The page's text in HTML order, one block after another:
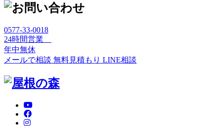
0577-33-0018
24時間営業
年中無休
メールで相談 無料見積もり LINE相談